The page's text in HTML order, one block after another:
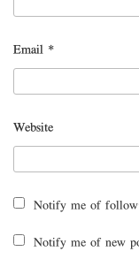
Email *
Website
Notify me of
Notify me of new